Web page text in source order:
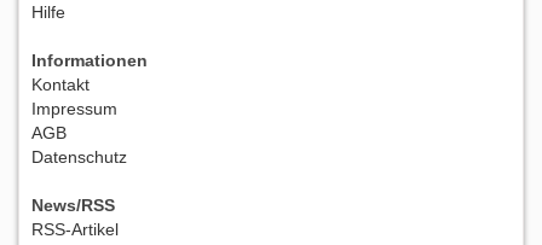
Hilfe
Informationen
Kontakt
Impressum
AGB
Datenschutz
News/RSS
RSS-Artikel